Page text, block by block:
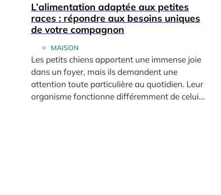
L’alimentation adaptée aux petites
races : répondre aux besoins uniques
de votre compagnon
MAISON
Les petits chiens apportent une immense joie
dans un foyer, mais ils demandent une
attention toute particulière au quotidien. Leur
organisme fonctionne différemment de celui...